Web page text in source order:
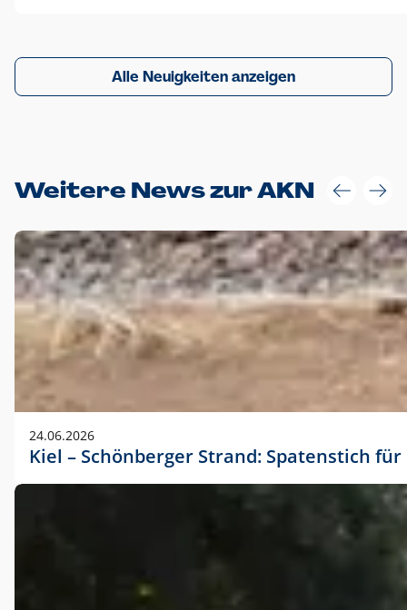
Alle Neuigkeiten anzeigen
Weitere News zur AKN
24.06.2026
Kiel – Schönberger Strand: Spatenstich